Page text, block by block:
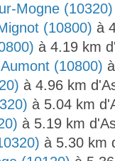
Mogne (10320)
(10800) à
à 4.19 km
(10800)
à 4.96 km
à 5.04 km
à 5.19 km
à 5.30 km